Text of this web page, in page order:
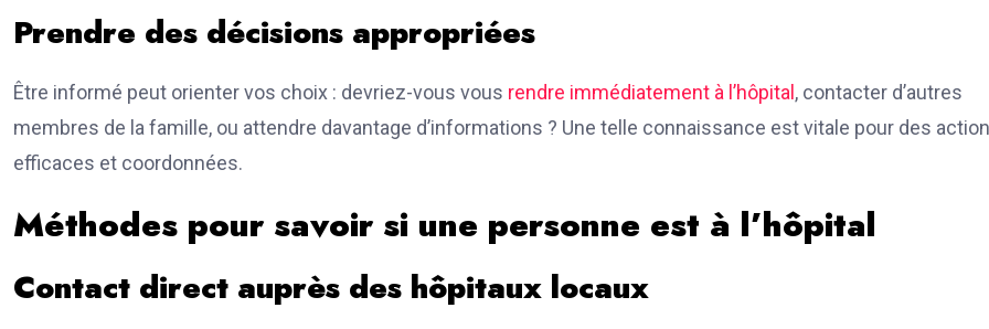
Prendre des décisions appropriées
Être informé peut orienter vos choix : devriez-vous vous rendre immédiatement à l’hôpital , contacter d’autres
membres de la famille, ou attendre davantage d’informations ? Une telle connaissance est vitale pour des
efficaces et coordonnées.
Méthodes pour savoir si une personne est à l’hôpital
Contact direct auprès des hôpitaux locaux